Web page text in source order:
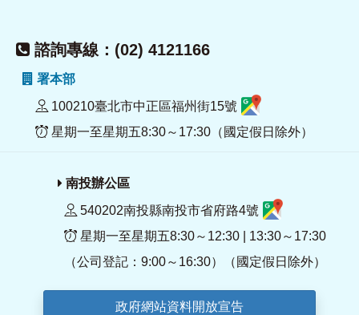
諮詢專線：(02) 4121166
署本部
100210臺北市中正區福州街15號
星期一至星期五8:30～17:30（國定假日除外）
南投辦公區
540202南投縣南投市省府路4號
星期一至星期五8:30～12:30 | 13:30～17:30
（公司登記：9:00～16:30）（國定假日除外）
政府網站資料開放宣告